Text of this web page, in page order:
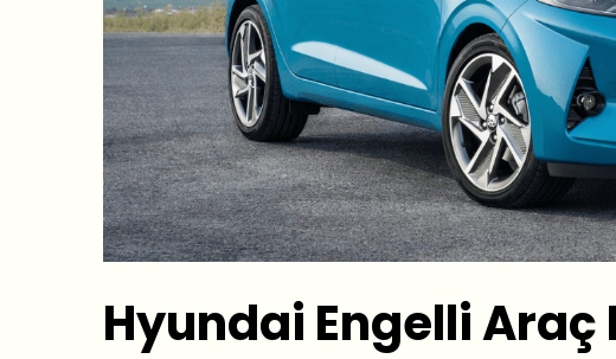
Hyundai Engelli Araç